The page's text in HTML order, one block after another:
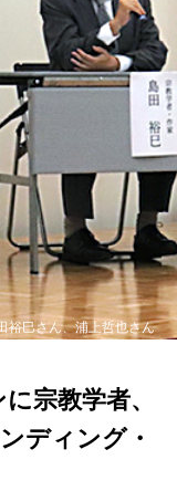
裕巳さん、浦上哲也さん
宗教学者、
ディング・